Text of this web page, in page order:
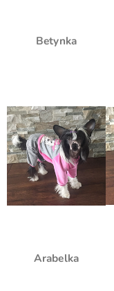
Betynka
Arabelka